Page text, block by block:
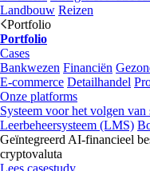
Landbouw Reizen
Portfolio
Portfolio
Cases
Bankwezen Financiën
E-commerce Detailhandel
Onze platforms
Systeem voor het volgen
Leerbeheersysteem (LMS)
Geïntegreerd AI-financieel
cryptovaluta
Lees casestudy